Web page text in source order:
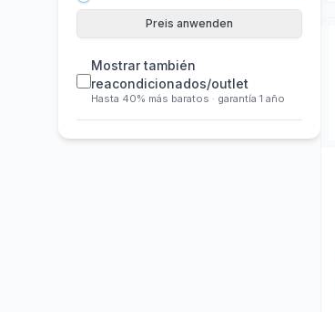
Preis anwenden
Mostrar también
reacondicionados/outlet
Hasta 40% más baratos · garantía 1 año